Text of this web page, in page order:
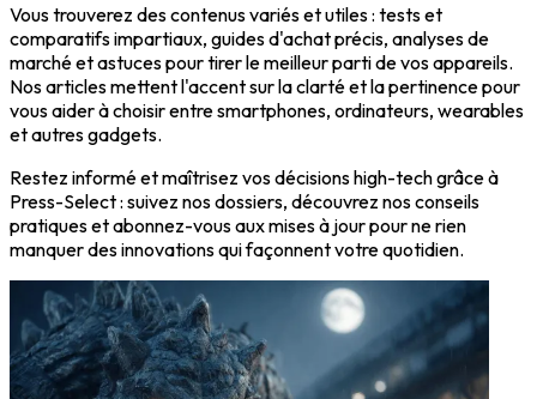
Vous trouverez des contenus variés et utiles : tests et
comparatifs impartiaux, guides d'achat précis, analyses de
marché et astuces pour tirer le meilleur parti de vos appareils.
Nos articles mettent l'accent sur la clarté et la pertinence pour
vous aider à choisir entre smartphones, ordinateurs, wearables
et autres gadgets.
Restez informé et maîtrisez vos décisions high-tech grâce à
Press-Select : suivez nos dossiers, découvrez nos conseils
pratiques et abonnez-vous aux mises à jour pour ne rien
manquer des innovations qui façonnent votre quotidien.